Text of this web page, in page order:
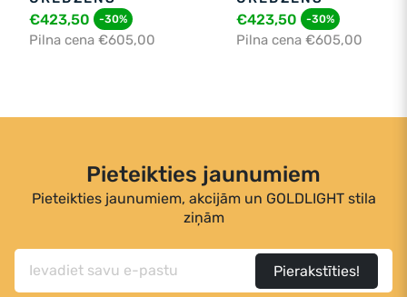
€423,50 -30%
Pilna cena €605,00
€423,50 -30%
Pilna cena €605,00
Pieteikties jaunumiem
Pieteikties jaunumiem, akcijām un GOLDLIGHT stila
ziņām
Pierakstīties!